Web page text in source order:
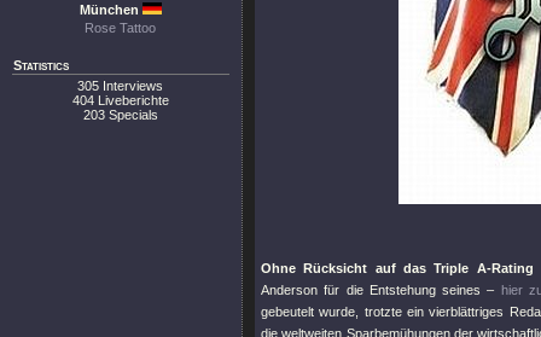
München
Rose Tattoo
Statistics
305 Interviews
404 Liveberichte
203 Specials
Ohne Rücksicht auf das Triple A-Rating
Anderson für die Entstehung seines – hier
gebeutelt wurde, trotzte ein vierblättriges
die weltweiten Sparbemühungen der